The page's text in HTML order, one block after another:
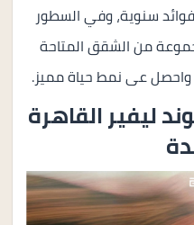
سنوية، وفي السطور
من الشقق المتاحة
واحصل عى نمط حياة مميز.
ليفير القاهرة